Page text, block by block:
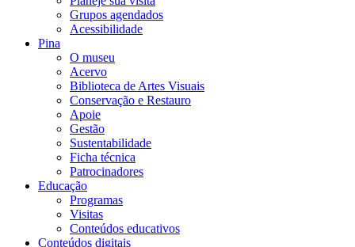
Grupos agendados
Acessibilidade
Pina
O museu
Acervo
Biblioteca de Artes Visuais
Conservação e Restauro
Apoie
Gestão
Sustentabilidade
Ficha técnica
Patrocinadores
Educação
Programas
Visitas
Conteúdos educativos​
Conteúdos digitais